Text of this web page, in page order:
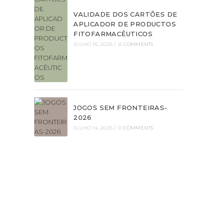
VALIDADE DOS CARTÕES DE
APLICADOR DE PRODUCTOS
FITOFARMACÊUTICOS
JULHO 16, 2026 / 0 COMMENTS
JOGOS SEM FRONTEIRAS-
2026
JULHO 14, 2026 / 0 COMMENTS